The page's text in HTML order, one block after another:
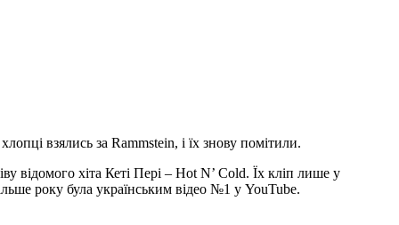
взялись за Rammstein, і їх знову помітили.
відомого хіта Кеті Пері – Hot N’ Cold. Їх кліп лише у
року була українським відео №1 у YouTube.